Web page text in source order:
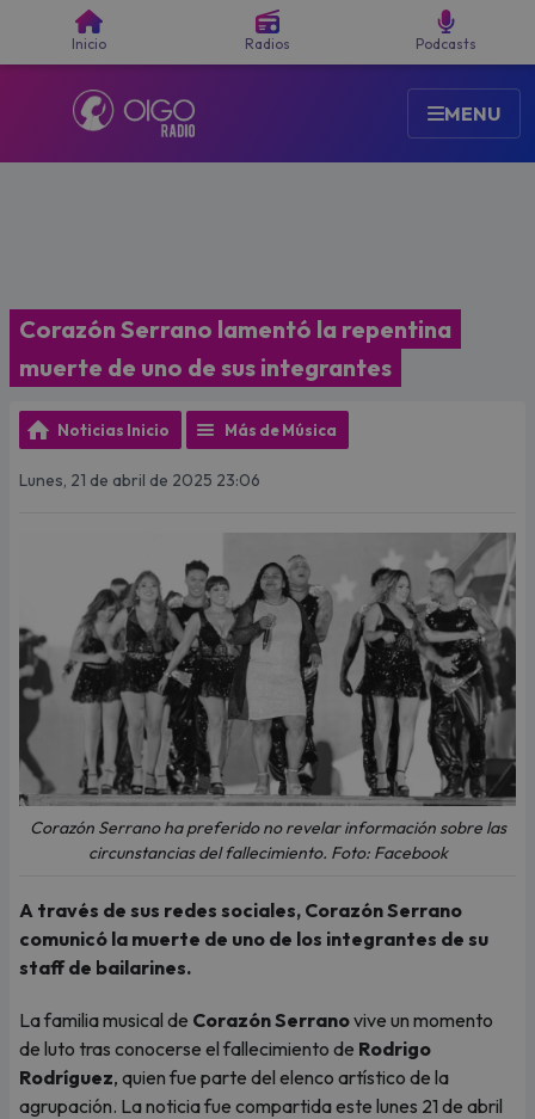
Inicio Radios Podcasts
MENU
Corazón Serrano lamentó la repentina
muerte de uno de sus integrantes
Noticias Inicio Más de Música
Lunes, 21 de abril de 2025 23:06
Corazón Serrano ha preferido no revelar información sobre las
circunstancias del fallecimiento. Foto: Facebook
A través de sus redes sociales, Corazón Serrano
comunicó la muerte de uno de los integrantes de su
staff de bailarines.
La familia musical de Corazón Serranovive un momento
de luto tras conocerse el fallecimiento de Rodrigo
Rodríguez, quien fue parte del elenco artístico de la
agrupación. La noticia fue compartida este lunes 21 de abril